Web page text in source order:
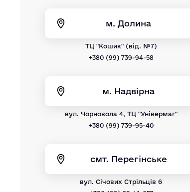
м. Долина
ТЦ "Кошик" (від. №7)
+380 (99) 739-94-58
м. Надвірна
вул. Чорновола 4, ТЦ "Універмаг"
+380 (99) 739-95-40
смт. Перегінське
вул. Січових Стрільців 6